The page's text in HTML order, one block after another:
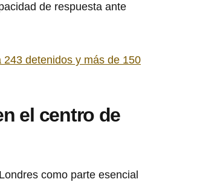
de respuesta ante
detenidos y más de 150
el centro de
como parte esencial